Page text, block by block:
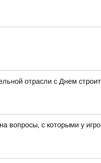
отрасли с Днем
вопросы, с которыми у